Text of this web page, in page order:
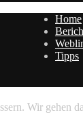
Home
Tipps
Wir gehen